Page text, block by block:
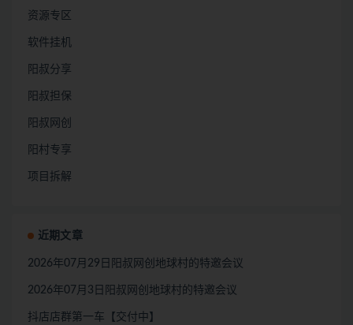
资源专区
软件挂机
阳叔分享
阳叔担保
阳叔网创
阳村专享
项目拆解
近期文章
2026年07月29日阳叔网创地球村的特邀会议
2026年07月3日阳叔网创地球村的特邀会议
抖店店群第一车【交付中】